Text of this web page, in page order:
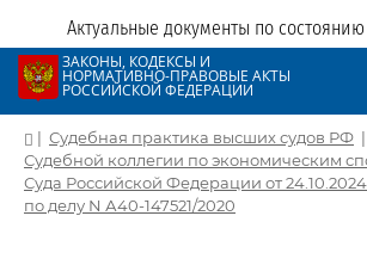
Актуальные документы по
ЗАКОНЫ, КОДЕКСЫ И
НОРМАТИВНО-ПРАВОВЫЕ АКТЫ
РОССИЙСКОЙ ФЕДЕРАЦИИ
| Судебная практика высших судов РФ |
Судебной коллегии по экономическим
Суда Российской Федерации от
по делу N А40-147521/2020